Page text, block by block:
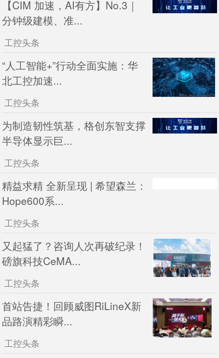
【CIM 加速，AI有方】No.3｜
分钟级建模、准...
工控头条
“人工智能+”行动全面实施：华
北工控加速...
工控头条
为制造韧性筑基，格创东智支撑
半导体显示巨...
工控头条
精益求精 全新呈现 | 希望森兰：
Hope600系...
工控头条
又起猛了？咨询人次再破纪录！
磅旗科技CeMA...
工控头条
首站告捷！回顾威图RiLineX新
品路演精彩瞬...
工控头条